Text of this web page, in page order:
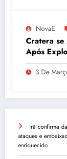
NovaE
Cratera se
Após
3 De
Irã confirma
ataques e
enriquecido